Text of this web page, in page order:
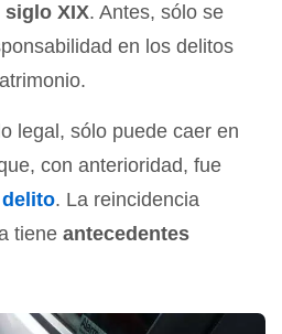
siglo XIX. Antes, sólo se
en los delitos
legal, sólo puede caer en
con anterioridad, fue
delito. La reincidencia
tiene antecedentes